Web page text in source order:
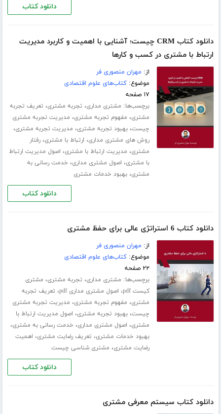
دانلود کتاب
دانلود کتاب CRM چیست؛ آشنایی با اهمیت و کاربرد مدیریت
ارتباط با مشتری در کسب و‌ کارها
از: مهران منصوری فر
موضوع:کتاب‌های علوم اقتصادی
۱۷ صفحه
برچسب‌ها: مشتری مداری، تجربه مشتری، تعریف تجربه
مشتری، مفهوم تجربه مشتری، مدیریت تجربه مشتری
چیست،بهبود تجربه مشتری، مدیریت تجربه مشتری،
روش های مشتری مداری، ارتباط با مشتری،رفتار
مشتری، مدیریت ارتباط با مشتری، اصول مدیریت ارتباط
با مشتری، اصول مشتری مداری، خدمت رسانی به
مشتری،بهبود خدمات مشتری
دانلود کتاب
دانلود کتاب 6 استراتژی عالی برای حفظ مشتری
از: مهران منصوری فر
موضوع:کتاب‌های علوم اقتصادی
۲۲ صفحه
برچسب‌ها: مشتری مداری، تجربه مشتری، مشتری
کیست pdf
، اصول مشتری مداری pdf ، تعریف تجربه
مشتری، مفهوم تجربه مشتری، مدیریت تجربه مشتری
چیست،بهبود تجربه مشتری، اصول مدیریت ارتباط با
مشتری، اصول مشتری مداری، خدمت رسانی به مشتری،
بهبود خدمات مشتری، تعریف رضایت مشتری، اهمیت
رضایت مشتری، مشتری شناسی چیست
دانلود کتاب
دانلود کتاب سیستم معرفی مشتری